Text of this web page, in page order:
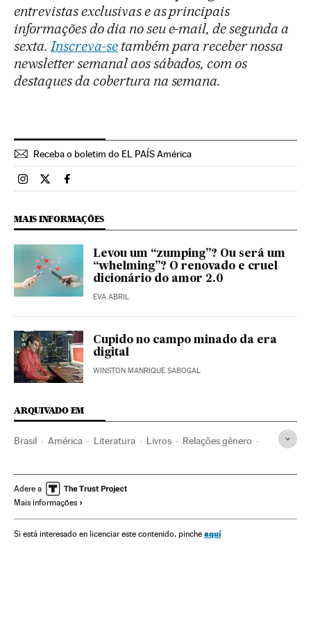
entrevistas exclusivas e as principais
informações do dia no seu e-mail, de segunda a
sexta.Inscreva-setambém para receber nossa
newsletter semanal aos sábados, com os
destaques da cobertura na semana.
Receba o boletim do EL PAÍS América
Brasil El País Brasil en Instagram
Brasil El País Brasil en Twitter
Brasil El País Brasil en Facebook
MAIS INFORMAÇÕES
Levou um “zumping”? Ou será um
“whelming”? O renovado e cruel
dicionário do amor 2.0
EVA ABRIL
Cupido no campo minado da era
digital
WINSTON MANRIQUE SABOGAL
ARQUIVADO EM
Brasil América Literatura Livros Relações gênero
Pareja Sedução Vinhos
Adere a
Mais informações
Si está interesado en licenciar este contenido, pinche aquí